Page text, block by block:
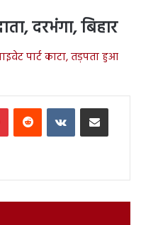
दरभंगा, बिहार
पार्ट काटा, तड़पता हुआ
PinterestReddit VKontakteShare via Email